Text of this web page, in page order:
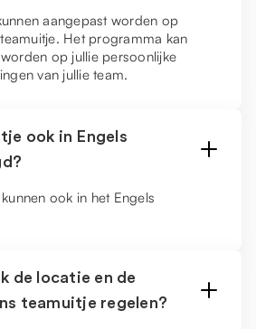
aangepast worden op
Het programma kan
op jullie persoonlijke
van jullie team.
ook in Engels
ook in het Engels
de locatie en de
teamuitje regelen?